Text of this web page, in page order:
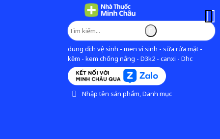
dung dịch vệ sinh - men vi sinh - sữa rửa mặt -
kẽm - kem chống nắng - D3k2 - canxi - Dhc
Nhập tên sản phẩm, Danh mục